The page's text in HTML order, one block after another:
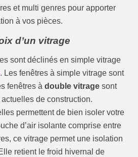
et multi genres pour apporter
à vos pièces.
d’un vitrage
sont déclinés en simple vitrage
. Les fenêtres à simple vitrage sont
fenêtres àdouble vitrage sont
de construction.
permettent de bien isoler votre
d’air isolante comprise entre
ce vitrage permet une isolation
retient le froid hivernal de